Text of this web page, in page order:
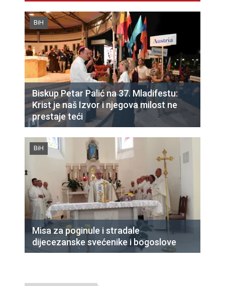
BiH
Biskup Petar Palić na 37. Mladifestu:
Krist je naš Izvor i njegova milost ne
prestaje teći
BiH
Misa za poginule i stradale
dijecezanske svećenike i bogoslove